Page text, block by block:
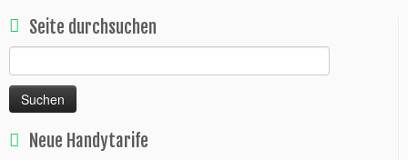
Seite durchsuchen
nach:
Neue Handytarife